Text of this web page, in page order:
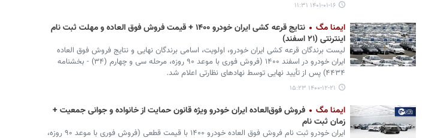
۱۴۰۱-۰۱-۱۶ ۱۱:۳۱
ایمنا مگ
نتایج قرعه کشی ایران خودرو ۱۴۰۰ + قیمت فروش فوق العاده و مهلت ثبت نام
اینترنتی (۲۱ اسفند)
لیست برندگان قرعه کشی ایران خودرو، اولویت، اسامی برندگان نهایی و نتایج فروش فوق العاده
ایران خودرو در اسفند ۱۴۰۰ (فروش فوری با موعد ۹۰ روزه، مرحله سی و چهارم (۳۴) - بخشنامه
۴۴۳۴) پس از تأیید نهایی توسط نهادهای نظارتی اعلام شد.
۱۴۰۰-۱۲-۲۱ ۱۵:۲۳
ایمنا مگ
فروش فوق‌العاده ایران خودرو ویژه قانون حمایت از خانواده و جوانی جمعیت +
زمان ثبت نام
ایران خودرو ثبت نام فروش فوق العاده خودرو ۱۴۰۰ با قیمت قطعی (فروش فوری با موعد ۹۰ روزه،